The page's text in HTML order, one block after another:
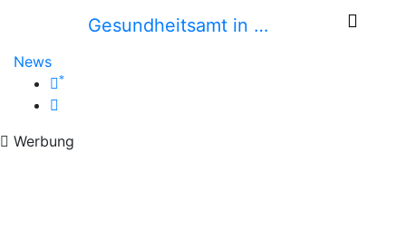
Gesundheitsamt in …
News
*
Werbung